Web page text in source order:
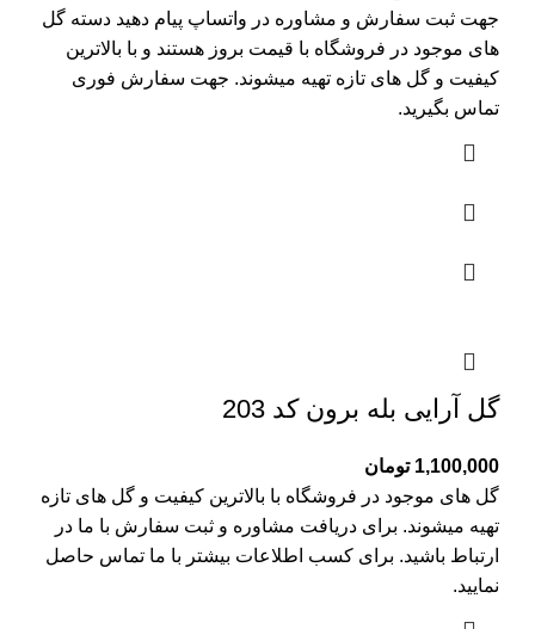
جهت ثبت سفارش و مشاوره در واتساپ پیام دهید دسته گل
های موجود در فروشگاه با قیمت بروز هستند و با بالاترین
کیفیت و گل های تازه تهیه میشوند. جهت سفارش فوری
تماس بگیرید.
گل آرایی بله برون کد 203
1,100,000 تومان
گل های موجود در فروشگاه با بالاترین کیفیت و گل های تازه
تهیه میشوند. برای دریافت مشاوره و ثبت سفارش با ما در
ارتباط باشید. برای کسب اطلاعات بیشتر با ما تماس حاصل
نمایید.